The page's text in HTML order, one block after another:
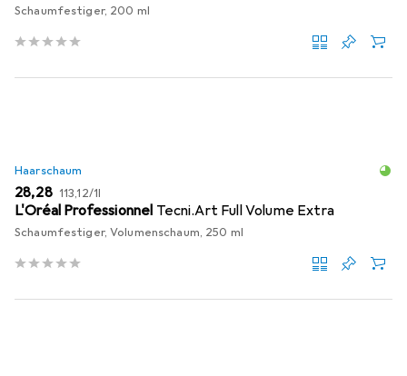
Schaumfestiger, 200 ml
Haarschaum
EUR
28,28 EUR
113,12/1l
L'Oréal Professionnel Tecni.Art Full Volume Extra
Schaumfestiger, Volumenschaum, 250 ml